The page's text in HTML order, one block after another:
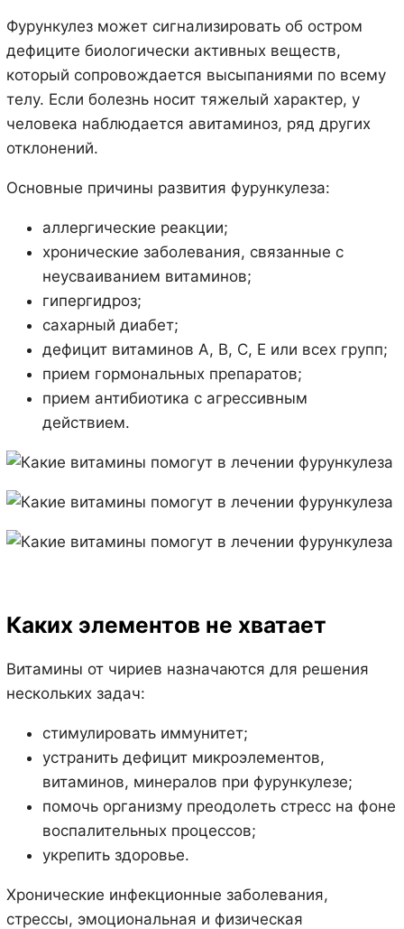
Фурункулез может сигнализировать об остром
дефиците биологически активных веществ,
который сопровождается высыпаниями по всему
телу. Если болезнь носит тяжелый характер, у
человека наблюдается авитаминоз, ряд других
отклонений.
Основные причины развития фурункулеза:
аллергические реакции;
хронические заболевания, связанные с
неусваиванием витаминов;
гипергидроз;
сахарный диабет;
дефицит витаминов А, В, С, Е или всех групп;
прием гормональных препаратов;
прием антибиотика с агрессивным
действием.
Каких элементов не хватает
Витамины от чириев назначаются для решения
нескольких задач:
стимулировать иммунитет;
устранить дефицит микроэлементов,
витаминов, минералов при фурункулезе;
помочь организму преодолеть стресс на фоне
воспалительных процессов;
укрепить здоровье.
Хронические инфекционные заболевания,
стрессы, эмоциональная и физическая